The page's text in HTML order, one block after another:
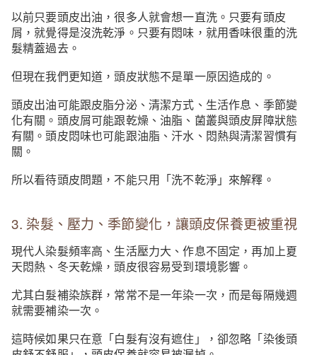
以前只要頭皮出油，很多人就會想一直洗。只要有頭皮
屑，就覺得是沒洗乾淨。只要有悶味，就用香味很重的洗
髮精蓋過去。
但現在我們更知道，頭皮狀態不是單一原因造成的。
頭皮出油可能跟皮脂分泌、清潔方式、生活作息、季節變
化有關。頭皮屑可能跟乾燥、油脂、菌叢與頭皮屏障狀態
有關。頭皮悶味也可能跟油脂、汗水、悶熱與清潔習慣有
關。
所以看待頭皮問題，不能只用「洗不乾淨」來解釋。
3. 染髮、壓力、季節變化，讓頭皮保養更被重視
現代人染髮頻率高、生活壓力大、作息不固定，再加上夏
天悶熱、冬天乾燥，頭皮很容易受到環境影響。
尤其白髮補染族群，常常不是一年染一次，而是每隔幾週
就需要補染一次。
這時候如果只在意「白髮有沒有遮住」，卻忽略「染後頭